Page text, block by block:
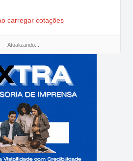
carregar cotações
Atualizando...